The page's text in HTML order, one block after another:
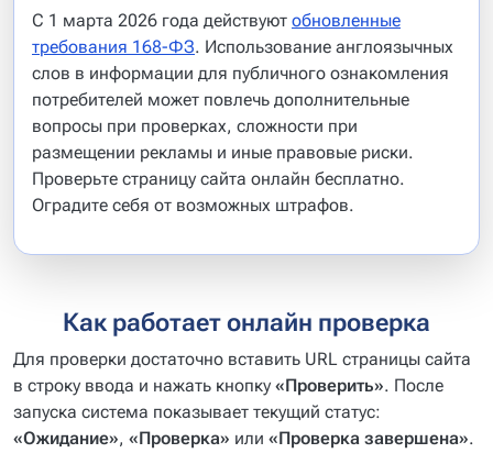
С 1 марта 2026 года действуют обновленные
требования 168-ФЗ. Использование англоязычных
слов в информации для публичного ознакомления
потребителей может повлечь дополнительные
вопросы при проверках, сложности при
размещении рекламы и иные правовые риски.
Проверьте страницу сайта онлайн бесплатно.
Оградите себя от возможных штрафов.
Как работает онлайн проверка
Для проверки достаточно вставить URL страницы сайта
в строку ввода и нажать кнопку «Проверить». После
запуска система показывает текущий статус:
«Ожидание», «Проверка» или «Проверка завершена».